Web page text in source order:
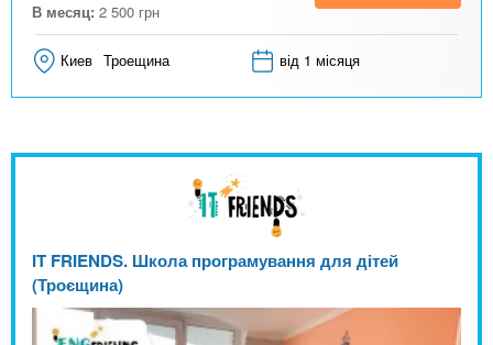
В месяц: 2 500 грн
Киев Троещина від 1 місяця
IT FRIENDS. Школа програмування для дітей
(Троєщина)